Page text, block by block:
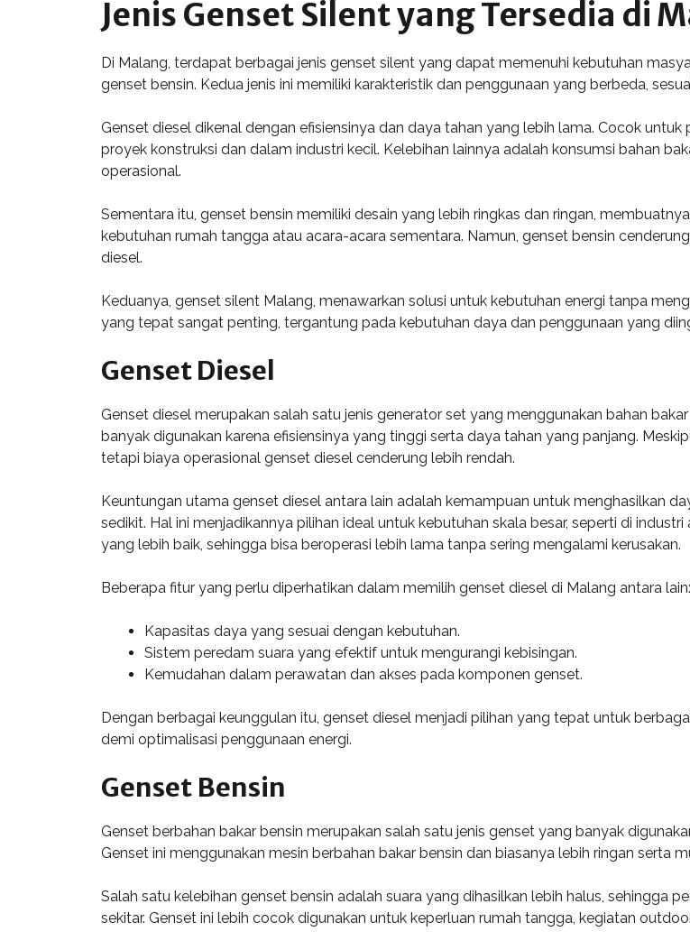
Jenis Genset Silent yang Tersedia di
Di Malang, terdapat berbagai jenis genset silent yang dapat memenuhi kebutuhan
genset bensin. Kedua jenis ini memiliki karakteristik dan penggunaan yang berbeda,
Genset diesel dikenal dengan efisiensinya dan daya tahan yang lebih lama. Cocok
proyek konstruksi dan dalam industri kecil. Kelebihan lainnya adalah konsumsi bahan
operasional.
Sementara itu, genset bensin memiliki desain yang lebih ringkas dan ringan,
kebutuhan rumah tangga atau acara-acara sementara. Namun, genset bensin
diesel.
Keduanya, genset silent Malang, menawarkan solusi untuk kebutuhan energi tanpa
yang tepat sangat penting, tergantung pada kebutuhan daya dan penggunaan yang
Genset Diesel
Genset diesel merupakan salah satu jenis generator set yang menggunakan bahan
banyak digunakan karena efisiensinya yang tinggi serta daya tahan yang panjang.
tetapi biaya operasional genset diesel cenderung lebih rendah.
Keuntungan utama genset diesel antara lain adalah kemampuan untuk menghasilkan
sedikit. Hal ini menjadikannya pilihan ideal untuk kebutuhan skala besar, seperti di
yang lebih baik, sehingga bisa beroperasi lebih lama tanpa sering mengalami kerusakan.
Beberapa fitur yang perlu diperhatikan dalam memilih genset diesel di Malang antara lain:
Kapasitas daya yang sesuai dengan kebutuhan.
Sistem peredam suara yang efektif untuk mengurangi kebisingan.
Kemudahan dalam perawatan dan akses pada komponen genset.
Dengan berbagai keunggulan itu, genset diesel menjadi pilihan yang tepat untuk
demi optimalisasi penggunaan energi.
Genset Bensin
Genset berbahan bakar bensin merupakan salah satu jenis genset yang banyak
Genset ini menggunakan mesin berbahan bakar bensin dan biasanya lebih ringan serta
Salah satu kelebihan genset bensin adalah suara yang dihasilkan lebih halus, sehingga
sekitar. Genset ini lebih cocok digunakan untuk keperluan rumah tangga, kegiatan